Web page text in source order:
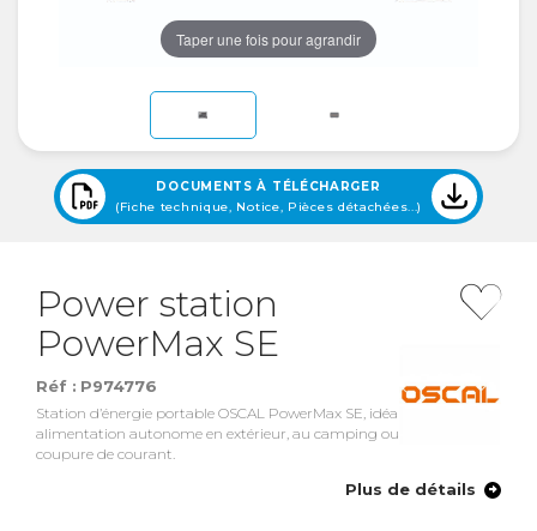
Taper une fois pour agrandir
DOCUMENTS À TÉLÉCHARGER
(Fiche technique, Notice, Pièces détachées...)
Power station
PowerMax SE
Réf : P974776
Station d’énergie portable OSCAL PowerMax SE, idéale pour une
alimentation autonome en extérieur, au camping ou en cas de
coupure de courant.
Plus de détails